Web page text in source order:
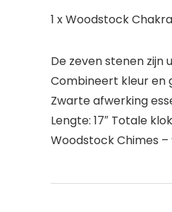
1 x Woodstock
De zeven stenen zijn
Combineert kleur en
Zwarte afwerking
Lengte: 17″ Totale
Woodstock Chimes